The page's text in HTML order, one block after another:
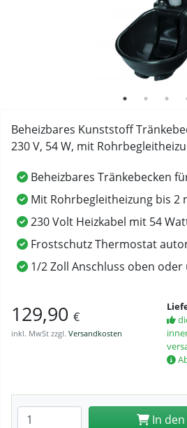
Beheizbares Kunststoff
230 V, 54 W, mit
Beheizbares Tränkebecken
Mit Rohrbegleitheizung bis 2
230 Volt Heizkabel mit 54
Frostschutz Thermostat
1/2 Zoll Anschluss oben oder
129,90 €
inkl. MwSt zzgl. Versandkosten
Anzahl eingeben In